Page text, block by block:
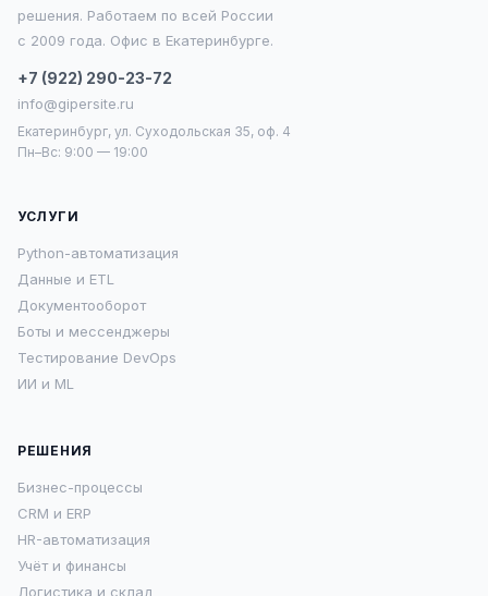
решения. Работаем по всей России
с 2009 года. Офис в Екатеринбурге.
+7 (922) 290-23-72
info@gipersite.ru
Екатеринбург, ул. Суходольская 35, оф. 4
Пн–Вс: 9:00 — 19:00
УСЛУГИ
Python-автоматизация
Данные и ETL
Документооборот
Боты и мессенджеры
Тестирование DevOps
ИИ и ML
РЕШЕНИЯ
Бизнес-процессы
CRM и ERP
HR-автоматизация
Учёт и финансы
Логистика и склад